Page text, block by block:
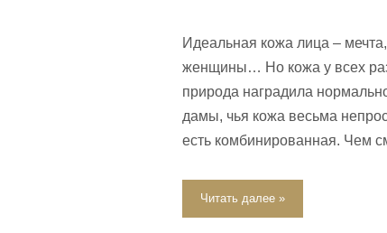
Идеальная кожа лица –
женщины… Но кожа у всех
природа наградила
дамы, чья кожа весьма
есть комбинированная. Чем
Читать далее »